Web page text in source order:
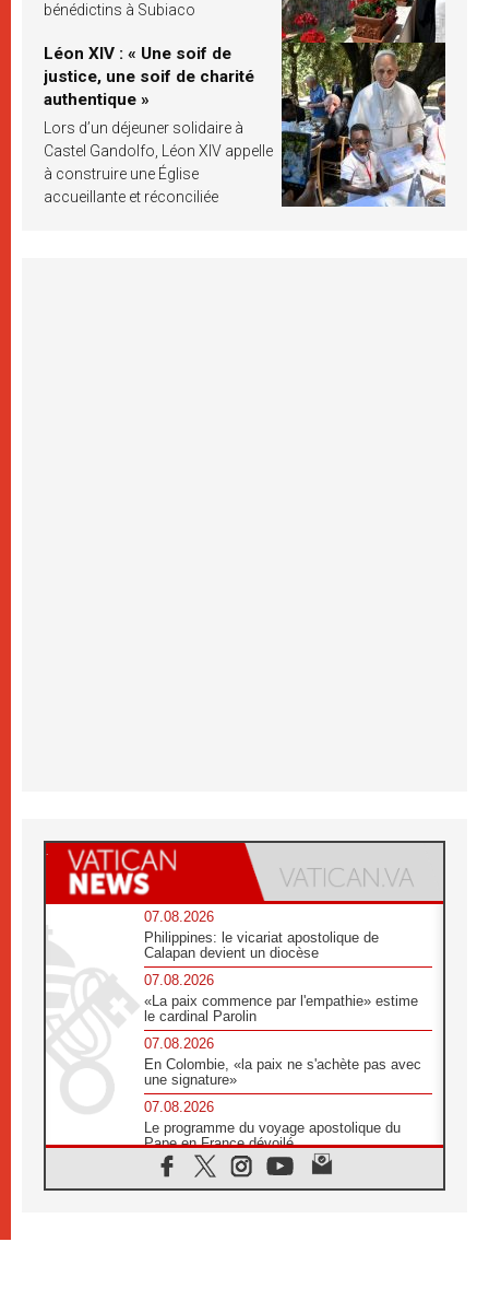
bénédictins à Subiaco
Léon XIV : « Une soif de
justice, une soif de charité
authentique »
Lors d’un déjeuner solidaire à
Castel Gandolfo, Léon XIV appelle
à construire une Église
accueillante et réconciliée
07.08.2026
Philippines: le vicariat apostolique de
Calapan devient un diocèse
07.08.2026
«La paix commence par l'empathie» estime
le cardinal Parolin
07.08.2026
En Colombie, «la paix ne s'achète pas avec
une signature»
07.08.2026
Le programme du voyage apostolique du
Pape en France dévoilé
07.08.2026
1ère Conférence continentale sur l'éducation